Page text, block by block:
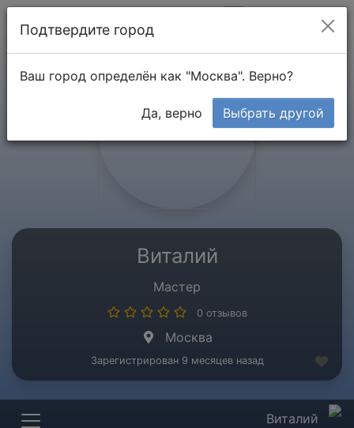
Виталий
Мастер
0 отзывов
Москва
Зарегистрирован 9 месяцев назад
Виталий
Подтвердите город
Ваш город определён как "Москва". Верно?
Да, верно Выбрать другой